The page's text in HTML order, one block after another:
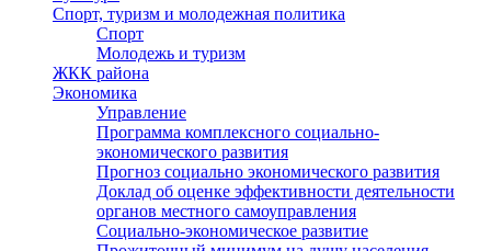
Спорт, туризм и молодежная политика
Спорт
Молодежь и туризм
ЖКК района
Экономика
Управление
Программа комплексного социально-
экономического развития
Прогноз социально экономического развития
Доклад об оценке эффективности деятельности
органов местного самоуправления
Социально-экономическое развитие